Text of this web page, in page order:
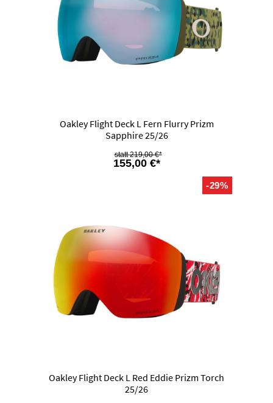
Oakley Flight Deck L Fern Flurry Prizm
Sapphire 25/26
155,00 €*
219,00 €*
-29%
Oakley Flight Deck L Red Eddie Prizm Torch
25/26